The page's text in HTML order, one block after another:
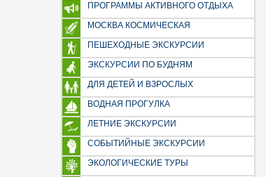
ПРОГРАММЫ АКТИВНОГО ОТДЫХА
МОСКВА КОСМИЧЕСКАЯ
ПЕШЕХОДНЫЕ ЭКСКУРСИИ
ЭКСКУРСИИ ПО БУДНЯМ
ДЛЯ ДЕТЕЙ И ВЗРОСЛЫХ
ВОДНАЯ ПРОГУЛКА
ЛЕТНИЕ ЭКСКУРСИИ
СОБЫТИЙНЫЕ ЭКСКУРСИИ
ЭКОЛОГИЧЕСКИЕ ТУРЫ